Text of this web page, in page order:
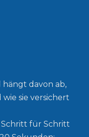
davon ab,
sie versichert
für Schritt